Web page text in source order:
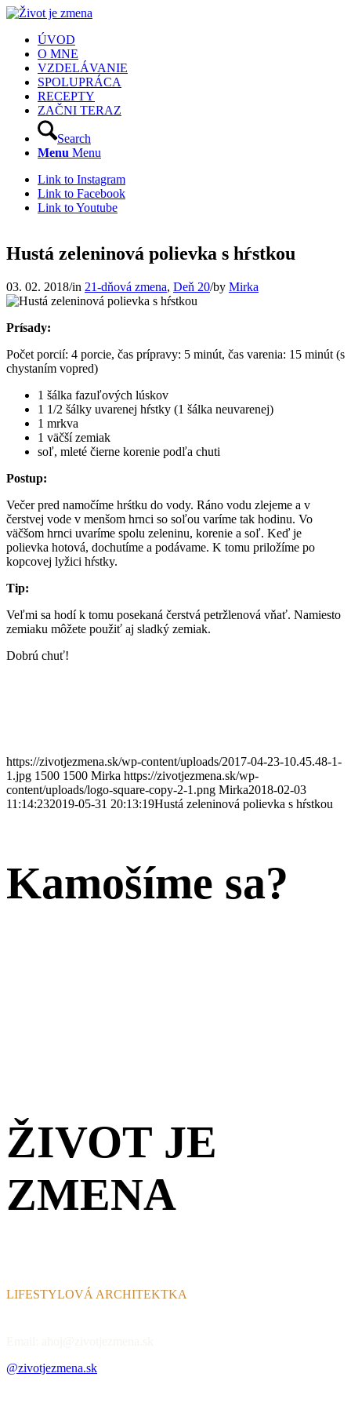
ÚVOD
O MNE
VZDELÁVANIE
SPOLUPRÁCA
RECEPTY
ZAČNI TERAZ
Search
Menu Menu
Link to Instagram
Link to Facebook
Link to Youtube
Hustá zeleninová polievka s hŕstkou
03. 02. 2018/in 21-dňová zmena, Deň 20/by Mirka
Prísady:
Počet porcií: 4 porcie, čas prípravy: 5 minút, čas varenia: 15 minút (s
chystaním vopred)
1 šálka fazuľových lúskov
1 1/2 šálky uvarenej hŕstky (1 šálka neuvarenej)
1 mrkva
1 väčší zemiak
soľ, mleté čierne korenie podľa chuti
Postup:
Večer pred namočíme hrśtku do vody. Ráno vodu zlejeme a v
čerstvej vode v menšom hrnci so soľou varíme tak hodinu. Vo
väčšom hrnci uvaríme spolu zeleninu, korenie a soľ. Keď je
polievka hotová, dochutíme a podávame. K tomu priložíme po
kopcovej lyžici hŕstky.
Tip:
Veľmi sa hodí k tomu posekaná čerstvá petržlenová vňať. Namiesto
zemiaku môžete použiť aj sladký zemiak.
Dobrú chuť!
https://zivotjezmena.sk/wp-content/uploads/2017-04-23-10.45.48-1-
1.jpg 1500 1500 Mirka https://zivotjezmena.sk/wp-
content/uploads/logo-square-copy-2-1.png Mirka2018-02-03
11:14:232019-05-31 20:13:19Hustá zeleninová polievka s hŕstkou
Kamošíme sa?
ŽIVOT JE
ZMENA
LIFESTYLOVÁ ARCHITEKTKA
@zivotjezmena.sk